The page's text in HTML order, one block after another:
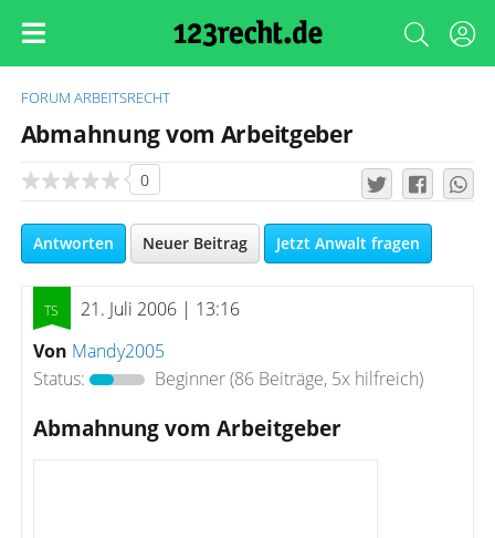
FORUM ARBEITSRECHT
Abmahnung vom Arbeitgeber
0
Antworten Neuer Beitrag Jetzt Anwalt fragen
21. Juli 2006 | 13:16
Von Mandy2005
Status:
Beginner(86 Beiträge, 5x hilfreich)
Abmahnung vom Arbeitgeber